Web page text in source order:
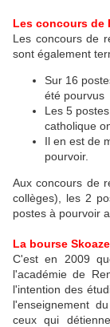
Les concours de
Les concours de
sont également
Sur 16
été pourvus
Les 5
catholique
Il en est de
pourvoir.
Aux concours de
collèges), les 2
postes à pourvoir
La bourse
C'est en 2009
l'académie de
l'intention des
l'enseignement
ceux qui